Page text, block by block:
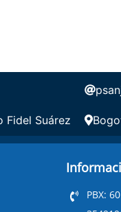
Fidel Suárez
PBX: